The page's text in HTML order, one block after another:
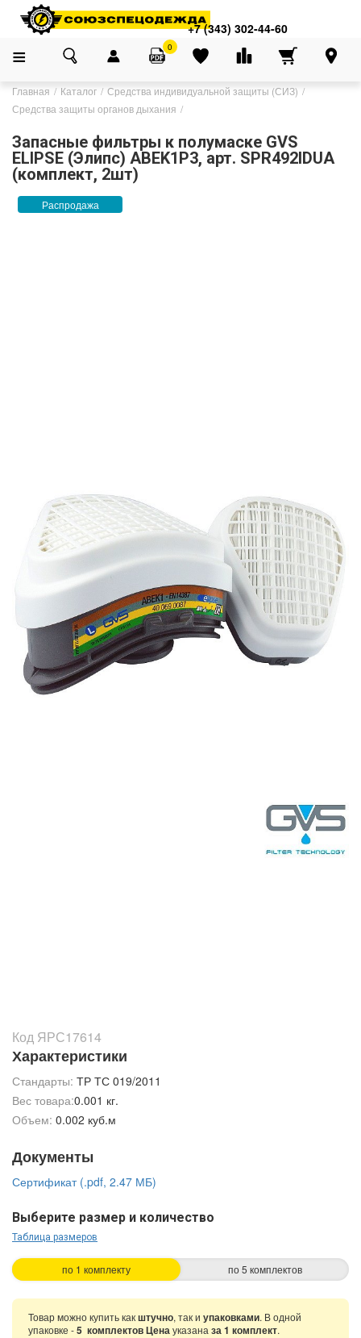
+7 (343) 302-44-60
0
Главная Каталог
Средства индивидуальной защиты (СИЗ)
Средства защиты органов дыхания
Запасные фильтры к полумаске GVS
ELIPSE (Элипс) ABEK1P3, арт. SPR492IDUA
(комплект, 2шт)
Распродажа
Код ЯРС17614
Характеристики
Стандарты: ТР ТС 019/2011
Вес товара:0.001 кг.
Объем: 0.002 куб.м
Документы
Сертификат (.pdf, 2.47 МБ)
Выберите размер и количество
Таблица размеров
по 1 комплекту по 5 комплектов
Товар можно купить какштучно, так и упаковками. В одной
упаковке -5 комплектов Ценауказана за 1 комплект.